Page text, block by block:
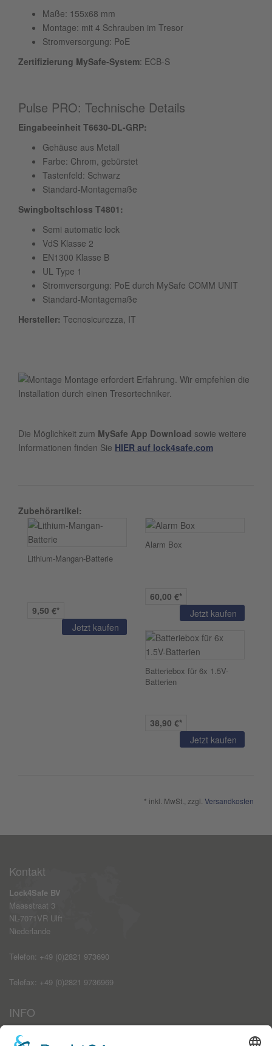
Maße: 155x68 mm
Montage: mit 4 Schrauben im Tresor
Stromversorgung: PoE
Zertifizierung MySafe-System: ECB-S
Pulse PRO: Technische Details
Eingabeeinheit T6630-DL-GRP:
Gehäuse aus Metall
Farbe: Chrom, gebürstet
Tastenfeld: Schwarz
Standard-Montagemaße
Swingboltschloss T4801:
Semi automatic lock
VdS Klasse 2
EN1300 Klasse B
UL Type 1
Stromversorgung: PoE durch MySafe COMM UNIT
Standard-Montagemaße
Hersteller: Tecnosicurezza, IT
Montage erfordert Erfahrung. Wir empfehlen die
Installation durch einen Tresortechniker.
Die Möglichkeit zum MySafe App Download sowie weitere
Informationen finden Sie HIER auf lock4safe.com
Zubehörartikel:
Lithium-Mangan-Batterie
9,50 €*
Jetzt kaufen
Alarm Box
60,00 €*
Jetzt kaufen
Batteriebox für 6x 1.5V-
Batterien
38,90 €*
Jetzt kaufen
* inkl. MwSt., zzgl. Versandkosten
Kontakt
Lock4Safe BV
Maasstraat 3
NL-7071VR Ulft
Niederlande
Telefon: +49 (0)2821 973690
Telefax: +49 (0)2821 9736969
INFO
Impressum